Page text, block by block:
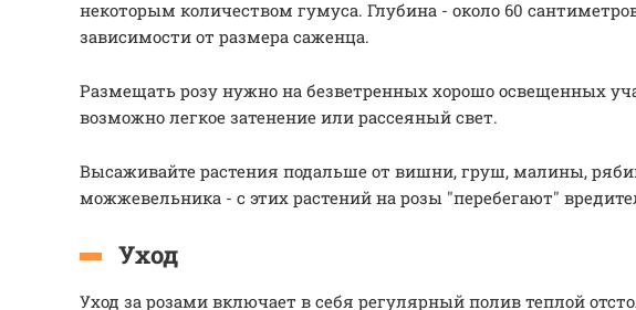
некоторым количеством гумуса. Глубина - около 60
зависимости от размера саженца.
Размещать розу нужно на безветренных хорошо освещенных
возможно легкое затенение или рассеяный свет.
Высаживайте растения подальше от вишни, груш, малины,
можжевельника - с этих растений на розы "перебегают"
Уход
Уход за розами включает в себя регулярный полив теплой